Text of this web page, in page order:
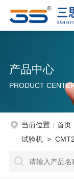
产品中心
PRODUCT
当前位置： 首页
试验机>